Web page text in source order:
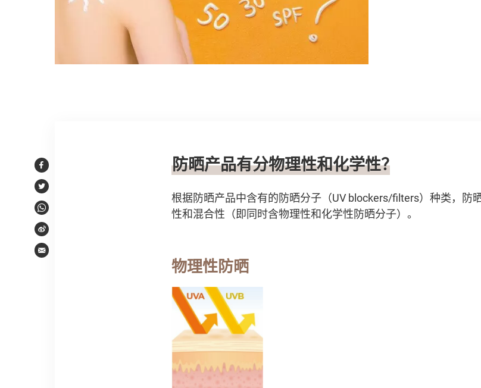
Facebook
Twitter
WhatsApp
Weibo
Email
防晒产品有分物理性和化学性？
根据防晒产品中含有的防晒分子（UV blockers/filters）种类，防
性和混合性（即同时含物理性和化学性防晒分子）。
物理性防晒